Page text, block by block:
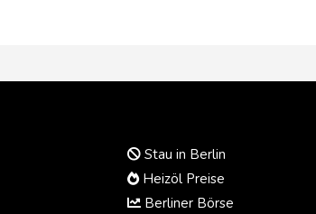
Stau in Berlin
Heizöl Preise
Berliner Börse